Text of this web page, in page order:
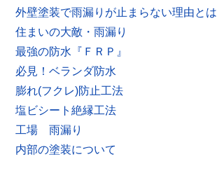
外壁塗装で雨漏りが止まらない理由とは
住まいの大敵・雨漏り
最強の防水『ＦＲＰ』
必見！ベランダ防水
膨れ(フクレ)防止工法
塩ビシート絶縁工法
工場 雨漏り
内部の塗装について